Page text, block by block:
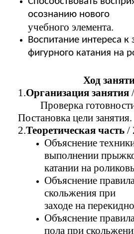
осознанию нового
учебного элемента.
Воспитание интереса к
фигурного катания на
Ход
1.Организация занятия
Проверка готовности
Постановка цели занятия.
2.Теоретическая часть /
Объяснение
выполнении
катании на
Объяснение
скольжения при
заходе на
Объяснение
пола при